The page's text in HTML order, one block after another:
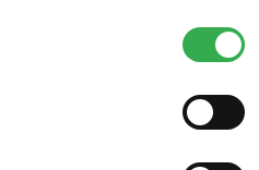
tieto cookies. Ďakujeme!